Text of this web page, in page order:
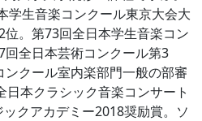
学生音楽コンクール東京大会大
。第73回全日本学生音楽コン
全日本芸術コンクール第3
クール室内楽部門一般の部審
本クラシック音楽コンサート
クアカデミー2018奨励賞。ソ